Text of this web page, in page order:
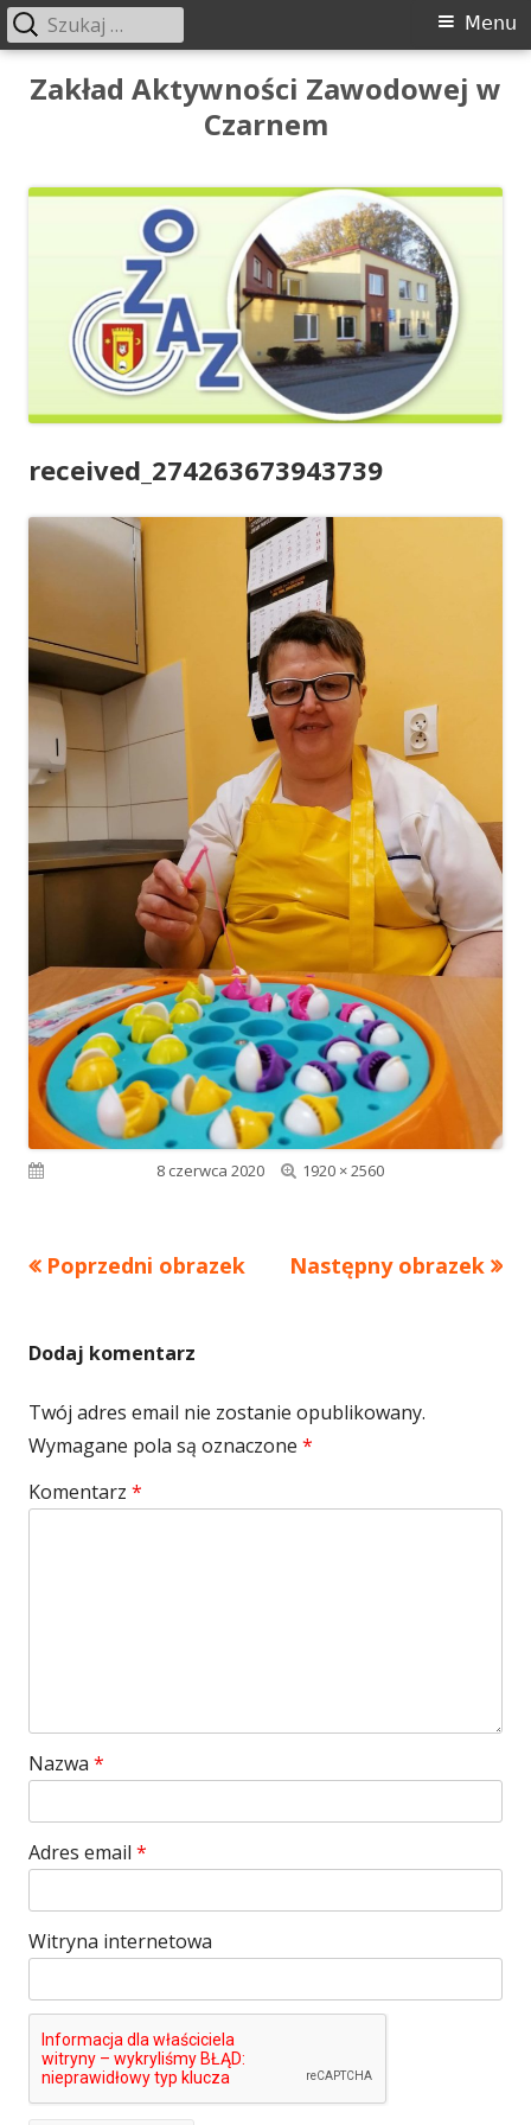
Przeskocz
Zakład Aktywności Zawodowej w
Czarnem
Menu
główne
Menu
Szukaj:
received_274263673943739
8 czerwca 2020
Pełny
1920 × 2560
Poprzedni obrazek Następny obrazek
Dodaj komentarz
Twój adres email nie zostanie opublikowany.
Wymagane pola są oznaczone *
Komentarz *
Nazwa *
Adres email *
Witryna internetowa